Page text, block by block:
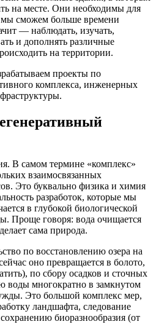
на месте. Они необходимы для
мы сможем больше времени
— наблюдать, изучать,
и дополнять различные
на территории.
проекты по
комплекса, инженерных
В самом термине «комплекс»
взаимосвязанных
Это буквально физика и химия
разработок, которые мы
в глубокой биологической
Проще говоря: вода очищается
сама природа.
по восстановлению озера на
оно превращается в болото,
по сбору осадков и сточных
воды многократно в замкнутом
Это большой комплекс мер,
ландшафта, следование
биоразнообразия (от